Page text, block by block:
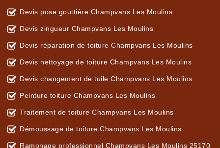
Devis pose gouttière Champvans Les Moulins
Devis zingueur Champvans Les Moulins
Devis réparation de toiture Champvans Les Moulins
Devis nettoyage de toiture Champvans Les Moulins
Devis changement de tuile Champvans Les Moulins
Peinture toiture Champvans Les Moulins
Traitement de toiture Champvans Les Moulins
Démoussage de toiture Champvans Les Moulins
Ramonage professionnel Champvans Les Moulins 25170